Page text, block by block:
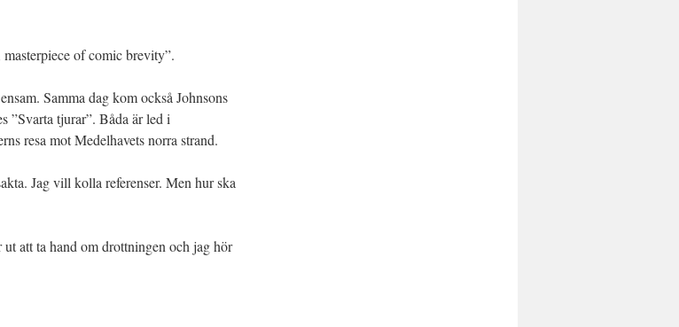
of comic brevity”.
Samma dag kom också Johnsons
”Svarta tjurar”. Båda är led i
resa mot Medelhavets norra strand.
Jag vill kolla referenser. Men hur ska
att ta hand om drottningen och jag hör